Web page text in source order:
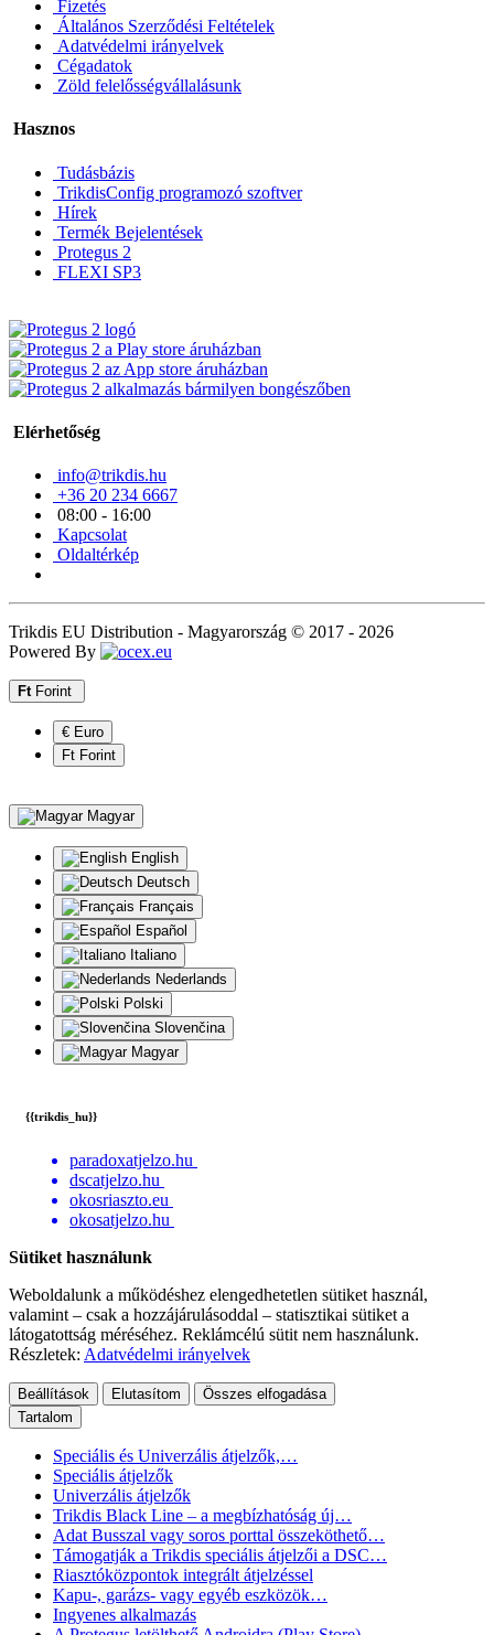
Fizetés
Általános Szerződési Feltételek
Adatvédelmi irányelvek
Cégadatok
Zöld felelősségvállalásunk
Hasznos
Tudásbázis
TrikdisConfig programozó szoftver
Hírek
Termék Bejelentések
Protegus 2
FLEXI SP3
Elérhetőség
info@trikdis.hu
+36 20 234 6667
08:00 - 16:00
Kapcsolat
Oldaltérkép
Powered By
Forint
€ Euro
Ft Forint
Magyar
English
Italiano
Nederlands
Polski
Slovenčina
Magyar
{{trikdis_hu}}
paradoxatjelzo.hu
dscatjelzo.hu
okosriaszto.eu
okosatjelzo.hu
Sütiket használunk
Weboldalunk a működéshez elengedhetetlen sütiket használ,
valamint – csak a hozzájárulásoddal – statisztikai sütiket a
látogatottság méréséhez. Reklámcélú sütit nem használunk.
Részletek:Adatvédelmi irányelvek
Beállítások Elutasítom
Összes elfogadása
Tartalom